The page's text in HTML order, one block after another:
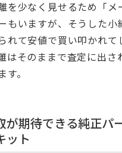
を少なく見せるため「メ
もいますが、そうした小
れて安値で買い叩かれて
はそのままで査定に出さ
。
が期待できる純正パ
ット